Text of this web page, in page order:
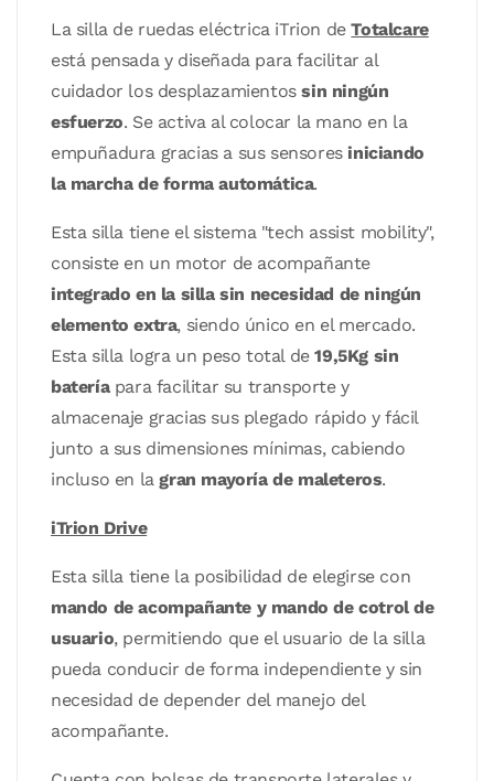
La silla de ruedas eléctrica iTrion deTotalcare
está pensada y diseñada para facilitar al
cuidador los desplazamientossin ningún
esfuerzo. Se activa al colocar la mano en la
empuñadura gracias a sus sensoresiniciando
la marcha de forma automática.
Esta silla tiene el sistema "tech assist mobility",
consiste en un motor de acompañante
integrado en la silla sin necesidad de ningún
elemento extra, siendo único en el mercado.
Esta silla logra un peso total de19,5Kg sin
bateríapara facilitar su transporte y
almacenaje gracias sus plegado rápido y fácil
junto a sus dimensiones mínimas, cabiendo
incluso en lagran mayoría de maleteros.
iTrion Drive
Esta silla tiene la posibilidad de elegirse con
mando de acompañante y mando de cotrol de
usuario, permitiendo que el usuario de la silla
pueda conducir de forma independiente y sin
necesidad de depender del manejo del
acompañante.